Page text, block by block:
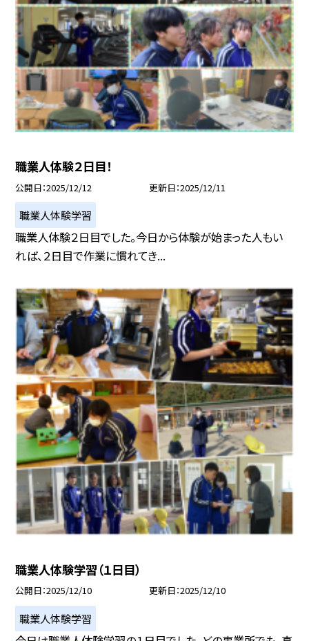
職業人体験２日目！
公開日 2025/12/12 更新日 2025/12/11
職業人体験学習
職業人体験２日目でした。今日から体験が始まった人もい
れば、２日目で作業に慣れてき...
職業人体験学習（１日目）
公開日 2025/12/10 更新日 2025/12/10
職業人体験学習